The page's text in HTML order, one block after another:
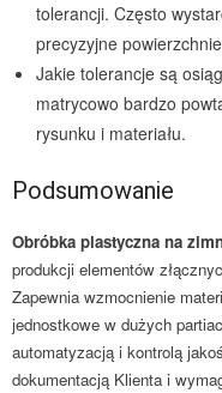
tolerancji. Często
precyzyjne
Jakie tolerancje są
matrycowo bardzo
rysunku i materiału.
Podsumowanie
Obróbka plastyczna na
produkcji elementów
Zapewnia wzmocnienie
jednostkowe w dużych
automatyzacją i kontrolą
dokumentacją Klienta i